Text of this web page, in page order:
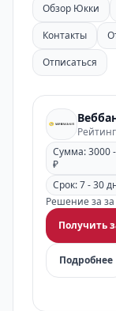
Обзор Юкки
Контакты
Отписаться
Сумма: 3000
₽
Срок: 7 - 30
Решение за
Получить
Подробнее